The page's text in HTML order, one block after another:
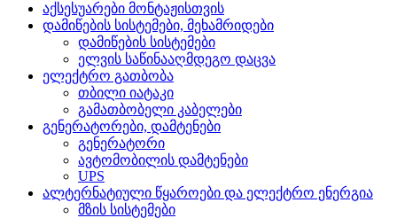
აქსესუარები მონტაჟისთვის
დამიწების სისტემები, მეხამრიდები
დამიწების სისტემები
ელვის საწინააღმდეგო დაცვა
ელექტრო გათბობა
თბილი იატაკი
გამათბობელი კაბელები
გენერატორები, დამტენები
გენერატორი
ავტომობილის დამტენები
UPS
ალტერნატიული წყაროები და ელექტრო ენერგია
მზის სისტემები